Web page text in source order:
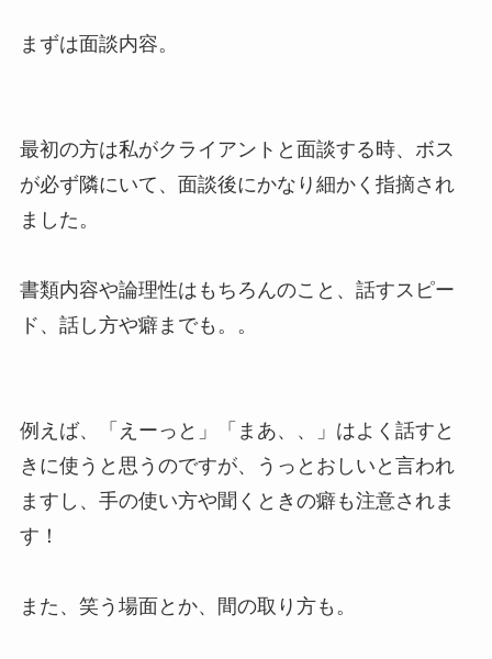
まずは面談内容。
最初の方は私がクライアントと面談する時、ボス
が必ず隣にいて、面談後にかなり細かく指摘され
ました。
書類内容や論理性はもちろんのこと、話すスピー
ド、話し方や癖までも。。
例えば、「えーっと」「まあ、、」はよく話すと
きに使うと思うのですが、うっとおしいと言われ
ますし、手の使い方や聞くときの癖も注意されま
す！
また、笑う場面とか、間の取り方も。